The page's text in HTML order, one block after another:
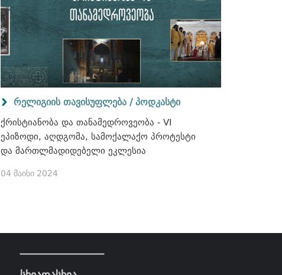
რელიგიის თავისუფლება / პოდკასტი
ქრისტიანობა და თანამედროვეობა - VI
ეპიზოდი, აღდგომა, სამოქალაქო პროტესტი
და მართლმადიდებელი ეკლესია
04 მაისი 2024